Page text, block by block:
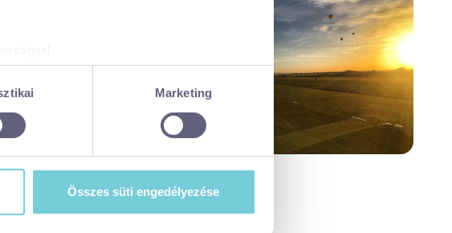
aktív ellenőrzésével
a
Részletek pontban. Bármikor
információkat szeretne e sütik
süti
Marketing
Összes süti engedélyezése